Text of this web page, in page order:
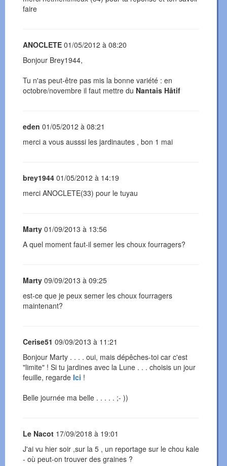
faire
ANOCLETE 01/05/2012 à 08:20
Bonjour Brey1944,
Tu n'as peut-être pas mis la bonne variété : en
octobre/novembre il faut mettre du Nantais Hâtif
eden 01/05/2012 à 08:21
merci a vous ausssi les jardinautes , bon 1 mai
brey1944 01/05/2012 à 14:19
merci ANOCLETE(33) pour le tuyau
Marty 01/09/2013 à 13:56
A quel moment faut-il semer les choux fourragers?
Marty 09/09/2013 à 09:25
est-ce que je peux semer les choux fourragers
maintenant?
Cerise51 09/09/2013 à 11:21
Bonjour Marty . . . . oui, mais dépêches-toi car c'est
"limite" ! Si tu jardines avec la Lune . . . choisis un jour
feuille, regarde Ici !
Belle journée ma belle . . . . . ;- ))
Le Nacot 17/09/2018 à 19:01
J'ai vu hier soir ,sur la 5 , un reportage sur le chou kale
- où peut-on trouver des graines ?